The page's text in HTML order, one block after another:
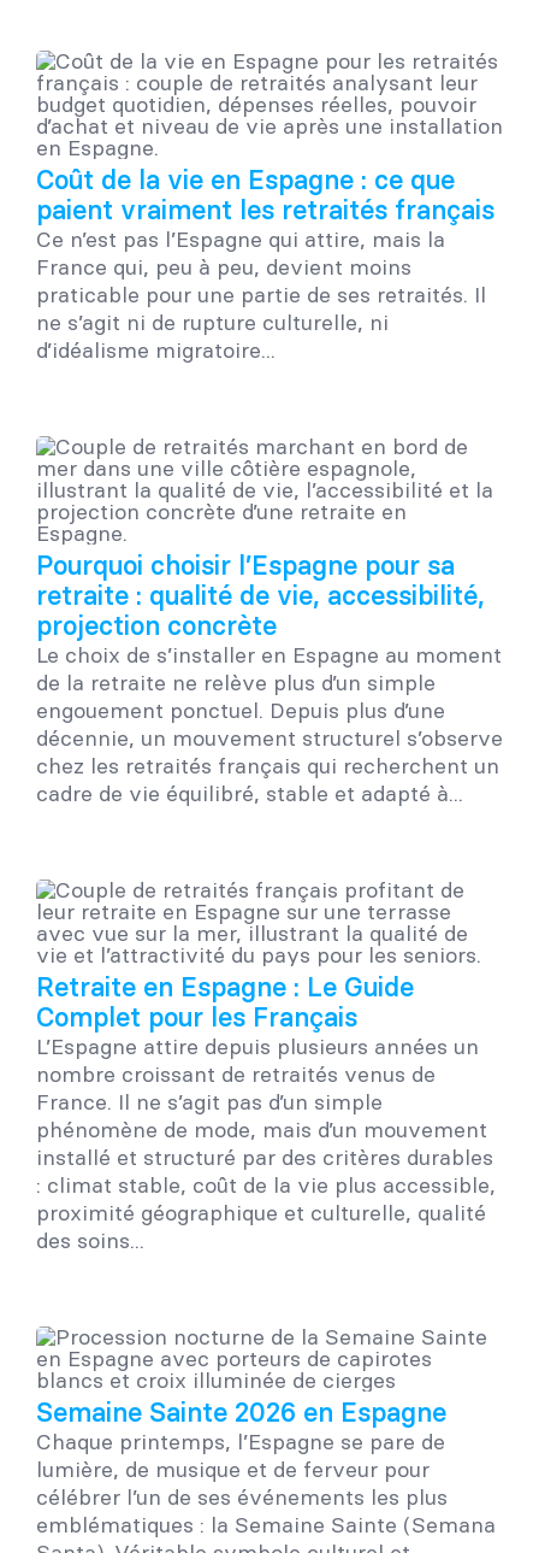
Coût de la vie en Espagne : ce que
paient vraiment les retraités français
Ce n’est pas l’Espagne qui attire, mais la
France qui, peu à peu, devient moins
praticable pour une partie de ses retraités. Il
ne s’agit ni de rupture culturelle, ni
d’idéalisme migratoire...
Pourquoi choisir l’Espagne pour sa
retraite : qualité de vie, accessibilité,
projection concrète
Le choix de s’installer en Espagne au moment
de la retraite ne relève plus d’un simple
engouement ponctuel. Depuis plus d’une
décennie, un mouvement structurel s’observe
chez les retraités français qui recherchent un
cadre de vie équilibré, stable et adapté à...
Retraite en Espagne : Le Guide
Complet pour les Français
L’Espagne attire depuis plusieurs années un
nombre croissant de retraités venus de
France. Il ne s’agit pas d’un simple
phénomène de mode, mais d’un mouvement
installé et structuré par des critères durables
: climat stable, coût de la vie plus accessible,
proximité géographique et culturelle, qualité
des soins...
Semaine Sainte 2026 en Espagne
Chaque printemps, l’Espagne se pare de
lumière, de musique et de ferveur pour
célébrer l’un de ses événements les plus
emblématiques : la Semaine Sainte (Semana